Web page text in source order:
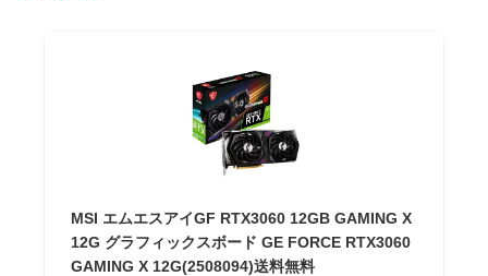
MSI エムエスアイGF RTX3060 12GB GAMING X
12G グラフィックスボード GE FORCE RTX3060
GAMING X 12G(2508094)送料無料